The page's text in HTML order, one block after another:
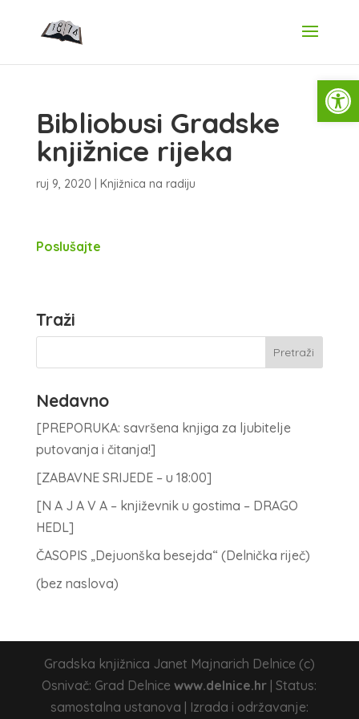
Bibliobusi Gradske
knjižnice rijeka
ruj 9, 2020 Knjižnica na radiju
Poslušajte
Traži
Nedavno
[PREPORUKA: savršena knjiga za ljubitelje
putovanja i čitanja!]
[ZABAVNE SRIJEDE – u 18:00]
[N A J A V A – književnik u gostima – DRAGO
HEDL]
ČASOPIS „Dejuonška besejda“ (Delnička riječ)
(bez naslova)
Gradska knjižnica Janet Majnarich Delnice (c)
Osnivač: Grad Delnicewww.delnice.hr | Status:
samostalna ustanova | Izrada i održavanje: